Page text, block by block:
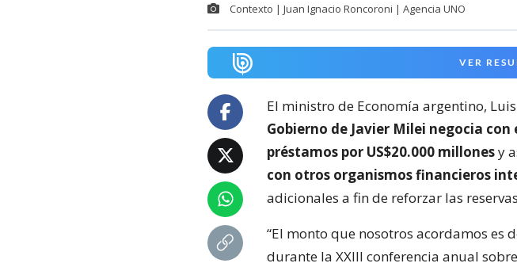
Contexto | Juan Ignacio Roncoroni | Agencia UNO
VER
El ministro de Economía argentino,
Gobierno de Javier Milei negocia
préstamos por US$20.000 millonesy
con otros organismos financieros
adicionales a fin de reforzar las
“El monto que nosotros acordamos es
durante la XXIII conferencia anual